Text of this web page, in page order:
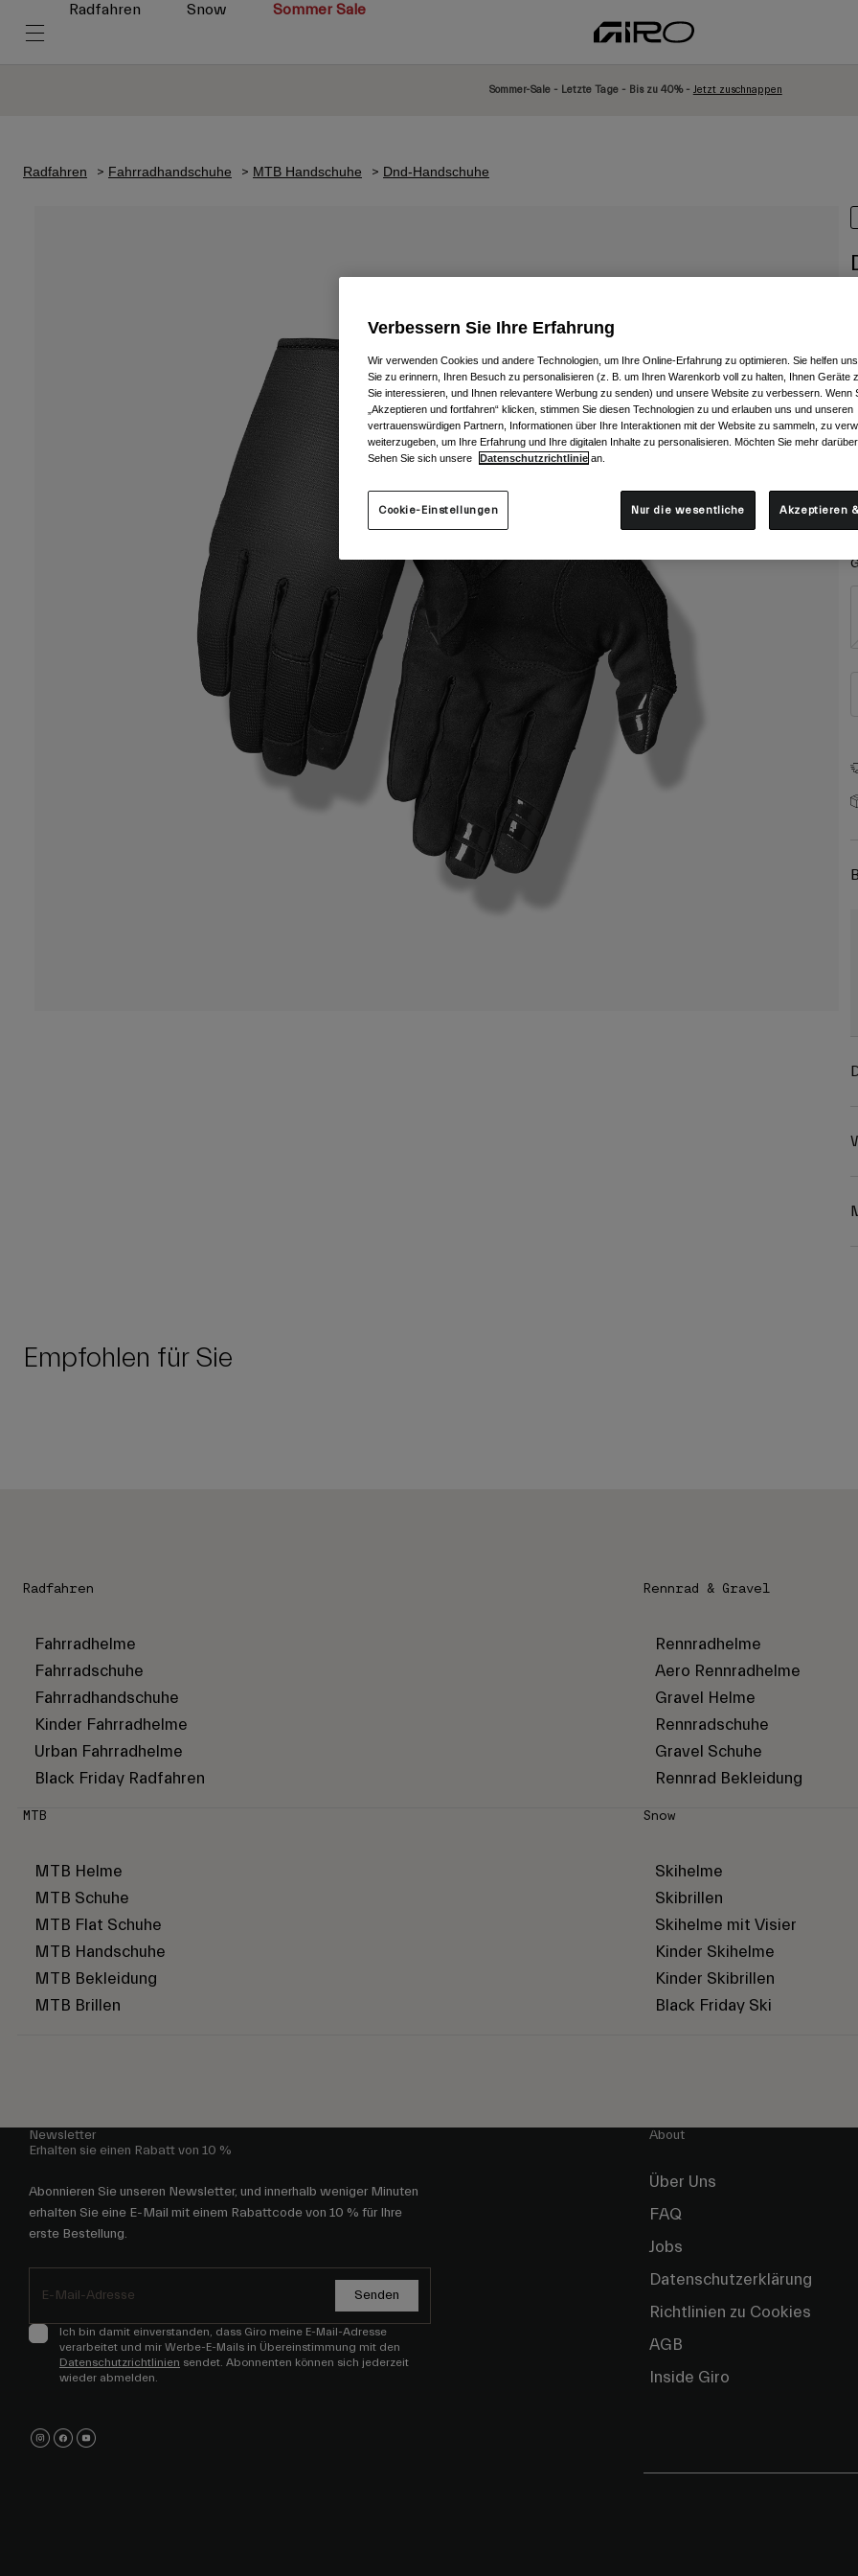
Radfahren Snow Sommer Sale
Sommer-Sale - Letzte Tage - Bis zu 40% - Jetzt zuschnappen
Radfahren Fahrradhandschuhe MTB Handschuhe Dnd-Handschuhe
Empfohlen für Sie
Radfahren
Fahrradhelme
Fahrradschuhe
Fahrradhandschuhe
Kinder Fahrradhelme
Urban Fahrradhelme
Black Friday Radfahren
Rennrad & Gravel
Rennradhelme
Aero Rennradhelme
Gravel Helme
Rennradschuhe
Gravel Schuhe
Rennrad Bekleidung
MTB
MTB Helme
MTB Schuhe
MTB Flat Schuhe
MTB Handschuhe
MTB Bekleidung
MTB Brillen
Snow
Skihelme
Skibrillen
Skihelme mit Visier
Kinder Skihelme
Kinder Skibrillen
Black Friday Ski
Newsletter
Erhalten sie einen Rabatt von 10 %
Abonnieren Sie unseren Newsletter, und innerhalb weniger Minuten
erhalten Sie eine E-Mail mit einem Rabattcode von 10 % für Ihre
erste Bestellung.
Senden
Ich bin damit einverstanden, dass Giro meine E-Mail-Adresse
verarbeitet und mir Werbe-E-Mails in Übereinstimmung mit den
Datenschutzrichtlinien sendet. Abonnenten können sich jederzeit
wieder abmelden.
About
Über Uns
FAQ
Jobs
Datenschutzerklärung
Richtlinien zu Cookies
AGB
Inside Giro
Verbessern Sie Ihre Erfahrung
Wir verwenden Cookies und andere Technologien, um Ihre Online-Erfahrung zu optimieren. Sie helfen
Sie zu erinnern, Ihren Besuch zu personalisieren (z. B. um Ihren Warenkorb voll zu halten, Ihnen Geräte
Sie interessieren, und Ihnen relevantere Werbung zu senden) und unsere Website zu verbessern. Wenn
„Akzeptieren und fortfahren“ klicken, stimmen Sie diesen Technologien zu und erlauben uns und unseren
vertrauenswürdigen Partnern, Informationen über Ihre Interaktionen mit der Website zu sammeln, zu
weiterzugeben, um Ihre Erfahrung und Ihre digitalen Inhalte zu personalisieren. Möchten Sie mehr
Sehen Sie sich unsere
Datenschutzrichtlinie an.
Cookie-Einstellungen Nur die wesentliche Akzeptieren